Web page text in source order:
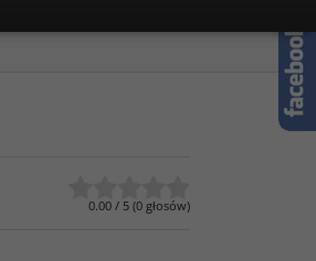
0.00 / 5 (0 głosów)